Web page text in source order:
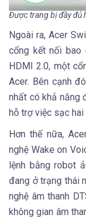
Được trang bị đầy đủ
Ngoài ra, Acer
cổng kết nối bao
HDMI 2.0, một
Acer. Bên cạnh
nhất có khả năng
hỗ trợ việc sạc hai
Hơn thế nữa,
nghệ Wake on
lệnh bằng robot
đang ở trạng thái
nghệ âm thanh
không gian âm